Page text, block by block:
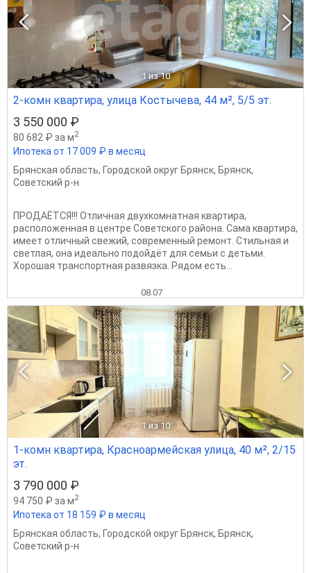
1 из 10
2-комн квартира, улица Костычева, 44 м², 5/5 эт.
3 550 000 ₽
80 682 ₽ за м2
Ипотека от 17 009 ₽ в месяц
Брянская область, Городской округ Брянск, Брянск,
Советский р-н
ПРОДАЁТСЯ!!! Отличная двухкомнатная квартира,
расположенная в центре Советского района. Сама квартира,
имеет отличный свежий, современный ремонт. Стильная и
светлая, она идеально подойдёт для семьи с детьми.
Хорошая транспортная развязка. Рядом есть...
08.07
1 из 10
1-комн квартира, Красноармейская улица, 40 м², 2/15
эт.
3 790 000 ₽
94 750 ₽ за м2
Ипотека от 18 159 ₽ в месяц
Брянская область, Городской округ Брянск, Брянск,
Советский р-н